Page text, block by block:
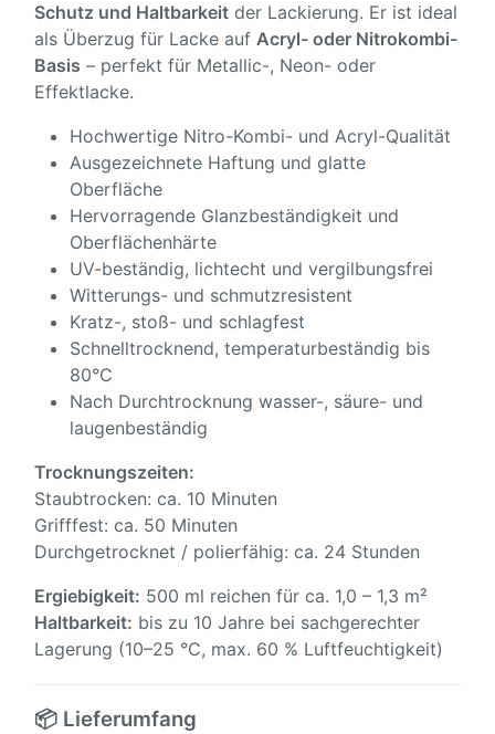
Schutz und Haltbarkeit der Lackierung. Er ist ideal
als Überzug für Lacke auf Acryl- oder Nitrokombi-
Basis – perfekt für Metallic-, Neon- oder
Effektlacke.
Hochwertige Nitro-Kombi- und Acryl-Qualität
Ausgezeichnete Haftung und glatte
Oberfläche
Hervorragende Glanzbeständigkeit und
Oberflächenhärte
UV-beständig, lichtecht und vergilbungsfrei
Witterungs- und schmutzresistent
Kratz-, stoß- und schlagfest
Schnelltrocknend, temperaturbeständig bis
80°C
Nach Durchtrocknung wasser-, säure- und
laugenbeständig
Trocknungszeiten:
Staubtrocken: ca. 10 Minuten
Grifffest: ca. 50 Minuten
Durchgetrocknet / polierfähig: ca. 24 Stunden
Ergiebigkeit: 500 ml reichen für ca. 1,0 – 1,3 m²
Haltbarkeit: bis zu 10 Jahre bei sachgerechter
Lagerung (10–25 °C, max. 60 % Luftfeuchtigkeit)
📦 Lieferumfang